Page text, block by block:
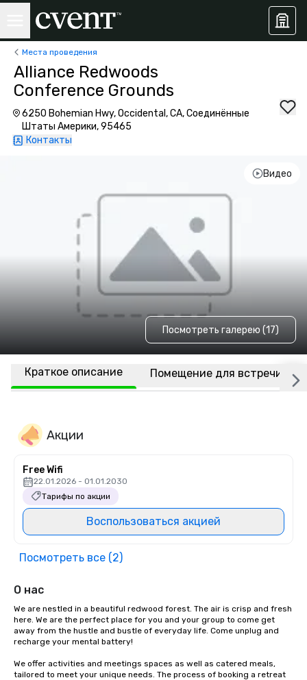
Места проведения
Alliance Redwoods
Conference Grounds
6250 Bohemian Hwy, Occidental, CA, Соединённые
Штаты Америки, 95465
Контакты
Видео
Посмотреть галерею (17)
Краткое описание Помещение для встречи
Акции
Free Wifi
22.01.2026 - 01.01.2030
Тарифы по акции
Воспользоваться акцией
Посмотреть все (2)
О нас
We are nestled in a beautiful redwood forest. The air is crisp and fresh
here. We are the perfect place for you and your group to come get
away from the hustle and bustle of everyday life. Come unplug and
recharge your mental battery!
We offer activities and meetings spaces as well as catered meals,
tailored to meet your unique needs. The process of booking a retreat